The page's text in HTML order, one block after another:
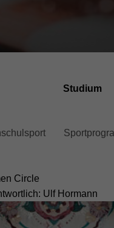
Studium
Circle
Ulf Hormann